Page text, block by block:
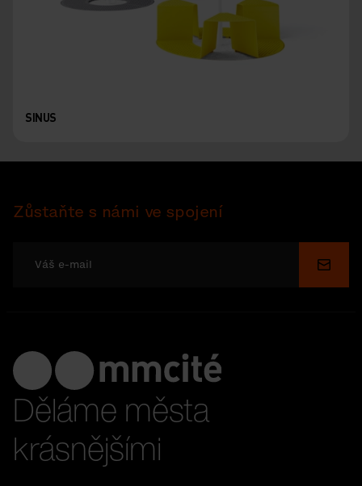
SINUS
Zůstaňte s námi ve spojení
Děláme města
krásnějšími